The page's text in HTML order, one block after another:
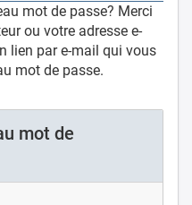
mot de passe? Merci
ou votre adresse e-
lien par e-mail qui vous
mot de passe.
mot de